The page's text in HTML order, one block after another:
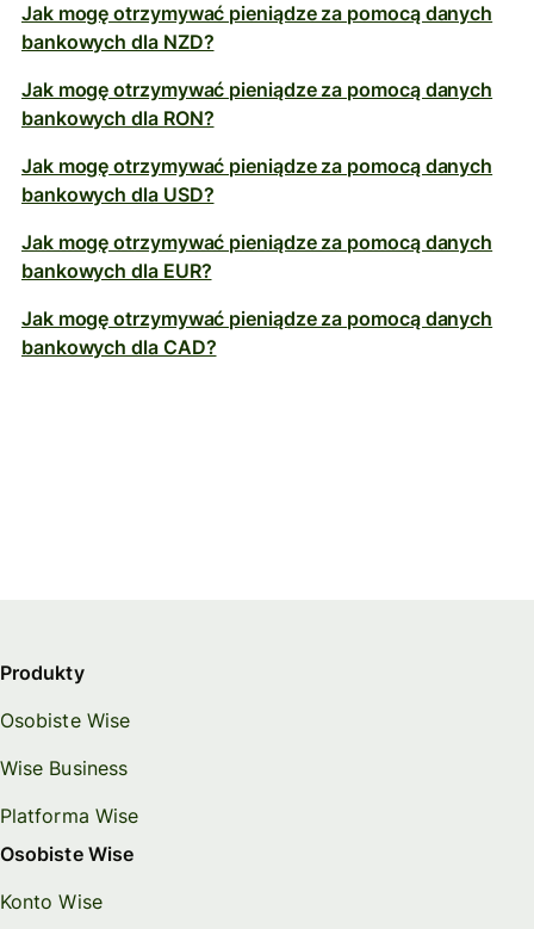
Jak mogę otrzymywać pieniądze za pomocą danych
bankowych dla NZD?
Jak mogę otrzymywać pieniądze za pomocą danych
bankowych dla RON?
Jak mogę otrzymywać pieniądze za pomocą danych
bankowych dla USD?
Jak mogę otrzymywać pieniądze za pomocą danych
bankowych dla EUR?
Jak mogę otrzymywać pieniądze za pomocą danych
bankowych dla CAD?
Produkty
Osobiste Wise
Wise Business
Platforma Wise
Osobiste Wise
Konto Wise